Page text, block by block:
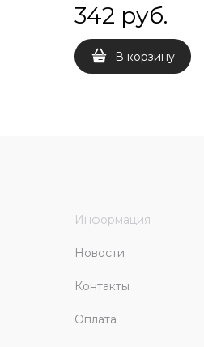
342 руб.
В корзину
Информация
Новости
Контакты
Оплата